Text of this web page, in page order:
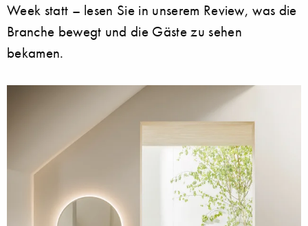
Week statt – lesen Sie in unserem Review, was die
Branche bewegt und die Gäste zu sehen
bekamen.